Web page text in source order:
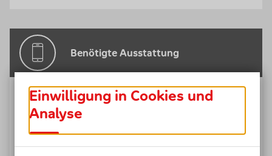
Benötigte Ausstattung
SMART Boardmit derSMART Notebook
Software (Alternativ funktionieren jedes
interaktive Whiteboard oder PC /
Einwilligung in Cookies und
Analyse